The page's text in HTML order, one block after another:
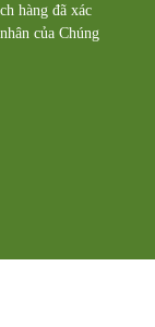
hàng đã xác
của Chúng